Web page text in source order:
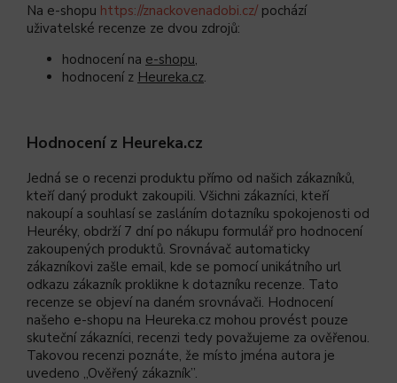
Na e-shopu https://znackovenadobi.cz/ pochází
uživatelské recenze ze dvou zdrojů:
hodnocení na e-shopu,
hodnocení z Heureka.cz.
Hodnocení z Heureka.cz
Jedná se o recenzi produktu přímo od našich zákazníků,
kteří daný produkt zakoupili. Všichni zákazníci, kteří
nakoupí a souhlasí se zasláním dotazníku spokojenosti od
Heuréky, obdrží 7 dní po nákupu formulář pro hodnocení
zakoupených produktů. Srovnávač automaticky
zákazníkovi zašle email, kde se pomocí unikátního url
odkazu zákazník proklikne k dotazníku recenze. Tato
recenze se objeví na daném srovnávači. Hodnocení
našeho e-shopu na Heureka.cz mohou provést pouze
skuteční zákazníci, recenzi tedy považujeme za ověřenou.
Takovou recenzi poznáte, že místo jména autora je
uvedeno ‚‚Ověřený zákazník’’.